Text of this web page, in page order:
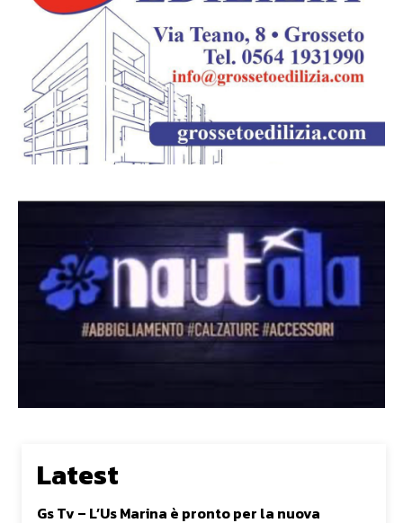
Latest
Gs Tv – L’Us Marina è pronto per la nuova